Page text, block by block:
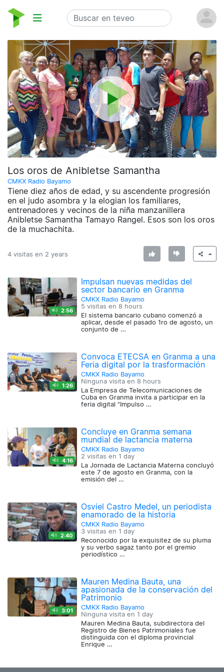
Los oros de Anibletse Samantha
CMKX Radio Bayamo
Tiene diez años de edad, y su ascendente progresión
en el judo asombra y la elogian los familiares,
entrenadores y vecinos de la niña manzanillera
Anibletse Samantha Tamayo Rangel. Esos son los oros
de la muchachita.
4 visitas en 2 years
2:56
Impulsan nuevas medidas del
sector bancario en Granma
CMKX Radio Bayamo
5 visitas en 8 hours
El sistema bancario cubano comenzó a
aplicar, desde el pasado 1ro de agosto, un
conjunto de …
1:26
Convoca ETECSA en Granma a una
Feria digital por la trasformación
CMKX Radio Bayamo
Ninguna visita en 8 hours
La Empresa de Telecomunicaciones de
Cuba en Granma invita a participar en la
feria digital “Impulso …
4:16
Concluye en Granma semana
mundial de lactancia materna
CMKX Radio Bayamo
2 visitas en 1 day
La Jornada de Lactancia Materna concluyó
este 7 de agosto en Granma, con la
emisión del …
2:40
Osviel Castro Medel, un periodista
enamorado de la historia
CMKX Radio Bayamo
3 visitas en 1 day
Reconocido por la exquisitez de su pluma
y su verbo sagaz tanto por el gremio
periodístico …
3:01
Mauren Medina Bauta, una
apasionada de la conservación del
Patrimonio
CMKX Radio Bayamo
Ninguna visita en 1 day
Mauren Medina Bauta, subdirectora del
Registro de Bienes Patrimoniales fue
distinguida con el diploma provincial
Enrique …